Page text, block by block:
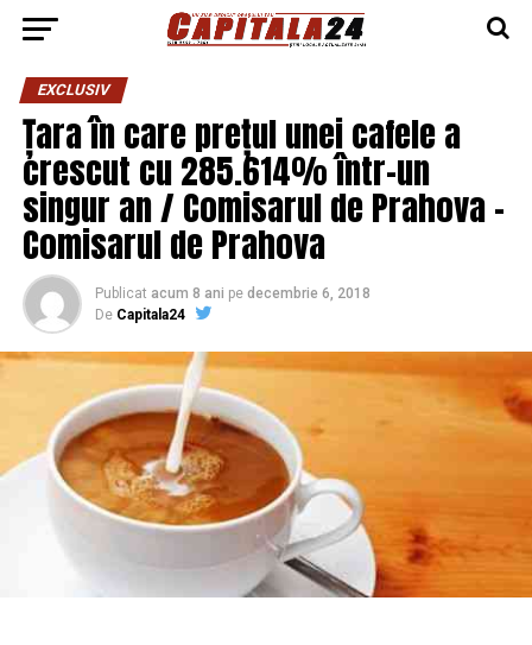
EXCLUSIV
Țara în care prețul unei cafele a
crescut cu 285.614% într-un
singur an / Comisarul de Prahova –
Comisarul de Prahova
Publicat acum 8 ani pe decembrie 6, 2018
De Capitala24